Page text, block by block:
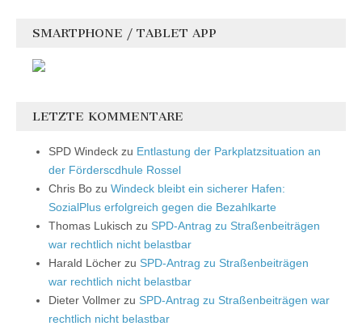
SMARTPHONE / TABLET APP
LETZTE KOMMENTARE
SPD Windeck zu Entlastung der Parkplatzsituation an
der Förderscdhule Rossel
Chris Bo zu Windeck bleibt ein sicherer Hafen:
SozialPlus erfolgreich gegen die Bezahlkarte
Thomas Lukisch zu SPD-Antrag zu Straßenbeiträgen
war rechtlich nicht belastbar
Harald Löcher zu SPD-Antrag zu Straßenbeiträgen
war rechtlich nicht belastbar
Dieter Vollmer zu SPD-Antrag zu Straßenbeiträgen war
rechtlich nicht belastbar